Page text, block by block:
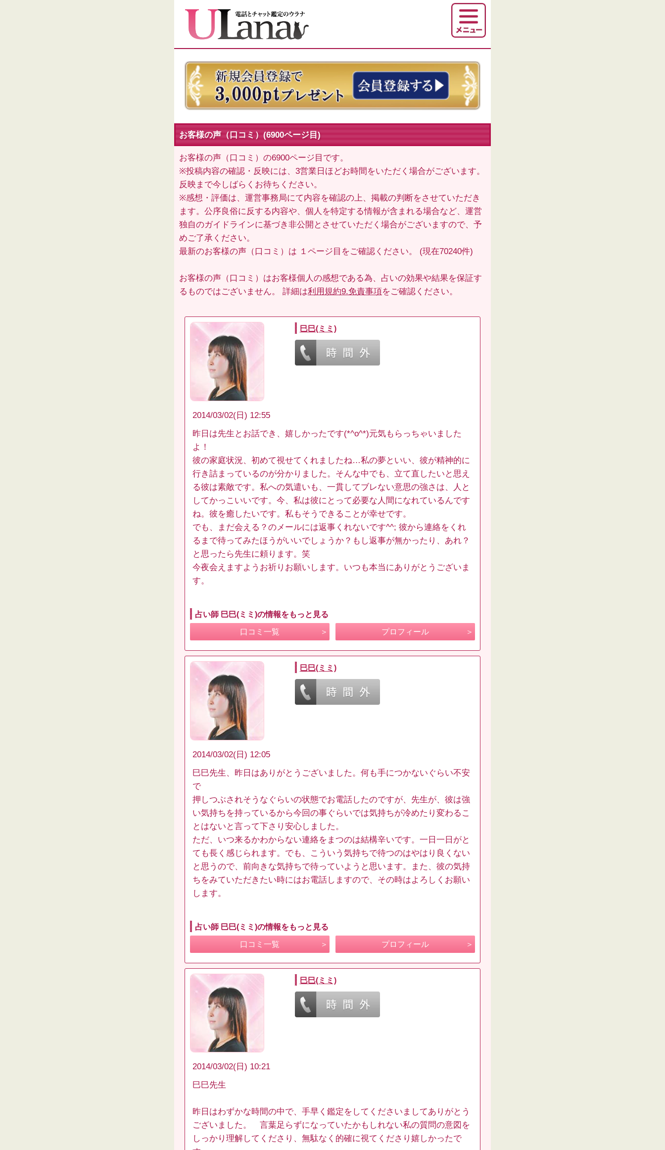
お客様の声（口コミ）(6900ページ目)
お客様の声（口コミ）の6900ページ目です。
※投稿内容の確認・反映には、3営業日ほどお時間をいただく場合がございます。
反映まで今しばらくお待ちください。
※感想・評価は、運営事務局にて内容を確認の上、掲載の判断をさせていただき
ます。公序良俗に反する内容や、個人を特定する情報が含まれる場合など、運営
独自のガイドラインに基づき非公開とさせていただく場合がございますので、予
めご了承ください。
最新のお客様の声（口コミ）は １ページ目 をご確認ください。 (現在70240件)
お客様の声（口コミ）はお客様個人の感想である為、占いの効果や結果を保証す
るものではございません。 詳細は利用規約9.免責事項をご確認ください。
巳巳(ミミ)
2014/03/02(日) 12:55
昨日は先生とお話でき、嬉しかったです(*^o^*)元気もらっちゃいました
よ！
彼の家庭状況、初めて視せてくれましたね…私の夢といい、彼が精神的に
行き詰まっているのが分かりました。そんな中でも、立て直したいと思え
る彼は素敵です。私への気遣いも、一貫してブレない意思の強さは、人と
してかっこいいです。今、私は彼にとって必要な人間になれているんです
ね。彼を癒したいです。私もそうできることが幸せです。
でも、まだ会える？のメールには返事くれないです^^; 彼から連絡をくれ
るまで待ってみたほうがいいでしょうか？もし返事が無かったり、あれ？
と思ったら先生に頼ります。笑
今夜会えますようお祈りお願いします。いつも本当にありがとうございま
す。
占い師 巳巳(ミミ)の情報をもっと見る
口コミ一覧 プロフィール
巳巳(ミミ)
2014/03/02(日) 12:05
巳巳先生、昨日はありがとうございました。何も手につかないぐらい不安
で
押しつぶされそうなぐらいの状態でお電話したのですが、先生が、彼は強
い気持ちを持っているから今回の事ぐらいでは気持ちが冷めたり変わるこ
とはないと言って下さり安心しました。
ただ、いつ来るかわからない連絡をまつのは結構辛いです。一日一日がと
ても長く感じられます。でも、こういう気持ちで待つのはやはり良くない
と思うので、前向きな気持ちで待っていようと思います。また、彼の気持
ちをみていただきたい時にはお電話しますので、その時はよろしくお願い
します。
占い師 巳巳(ミミ)の情報をもっと見る
口コミ一覧 プロフィール
巳巳(ミミ)
2014/03/02(日) 10:21
巳巳先生
昨日はわずかな時間の中で、手早く鑑定をしてくださいましてありがとう
ございました。 言葉足らずになっていたかもしれない私の質問の意図を
しっかり理解してくださり、無駄なく的確に視てくださり嬉しかったで